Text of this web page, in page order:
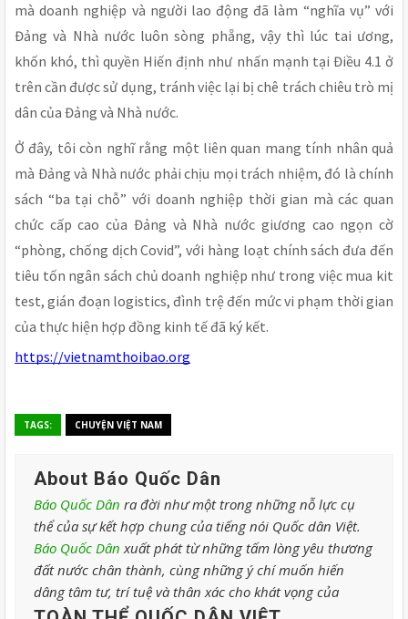
mà doanh nghiệp và người lao động đã làm “nghĩa vụ” với
Đảng và Nhà nước luôn sòng phẵng, vậy thì lúc tai ương,
khốn khó, thì quyền Hiến định như nhấn mạnh tại Điều 4.1 ở
trên cần được sử dụng, tránh việc lại bị chê trách chiêu trò mị
dân của Đảng và Nhà nước.
Ở đây, tôi còn nghĩ rằng một liên quan mang tính nhân quả
mà Đảng và Nhà nước phải chịu mọi trách nhiệm, đó là chính
sách “ba tại chỗ” với doanh nghiệp thời gian mà các quan
chức cấp cao của Đảng và Nhà nước giương cao ngọn cờ
“phòng, chống dịch Covid”, với hàng loạt chính sách đưa đến
tiêu tốn ngân sách chủ doanh nghiệp như trong việc mua kit
test, gián đoạn logistics, đình trệ đến mức vi phạm thời gian
của thực hiện hợp đồng kinh tế đã ký kết.
https://vietnamthoibao.org
TAGS: CHUYỆN VIỆT NAM
About Báo Quốc Dân
Báo Quốc Dân ra đời như một trong những nỗ lực cụ
thể của sự kết hợp chung của tiếng nói Quốc dân Việt.
Báo Quốc Dân xuất phát từ những tấm lòng yêu thương
đất nước chân thành, cùng những ý chí muốn hiến
dâng tâm tư, trí tuệ và thân xác cho khát vọng của